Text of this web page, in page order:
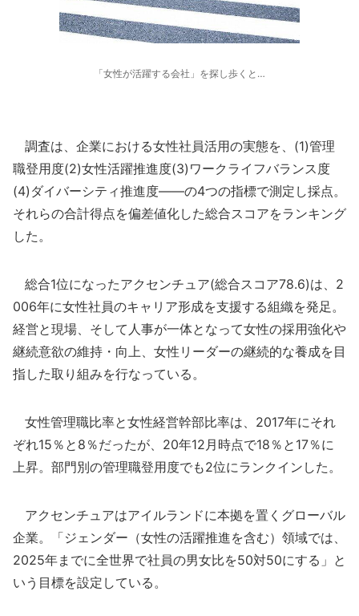
「女性が活躍する会社」を探し歩くと…
調査は、企業における女性社員活用の実態を、(1)管理
職登用度(2)女性活躍推進度(3)ワークライフバランス度
(4)ダイバーシティ推進度――の4つの指標で測定し採点。
それらの合計得点を偏差値化した総合スコアをランキング
した。
総合1位になったアクセンチュア(総合スコア78.6)は、2
006年に女性社員のキャリア形成を支援する組織を発足。
経営と現場、そして人事が一体となって女性の採用強化や
継続意欲の維持・向上、女性リーダーの継続的な養成を目
指した取り組みを行なっている。
女性管理職比率と女性経営幹部比率は、2017年にそれ
ぞれ15％と8％だったが、20年12月時点で18％と17％に
上昇。部門別の管理職登用度でも2位にランクインした。
アクセンチュアはアイルランドに本拠を置くグローバル
企業。「ジェンダー（女性の活躍推進を含む）領域では、
2025年までに全世界で社員の男女比を50対50にする」と
いう目標を設定している。